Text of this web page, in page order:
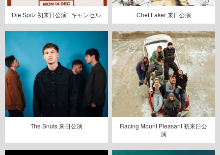
Die Spitz 初来日公演 : キャンセル Chet Faker 来日公演
The Snuts 来日公演
Racing Mount Pleasant 初来日公
演